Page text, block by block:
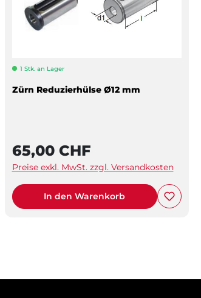
1 Stk. an Lager
Zürn Reduzierhülse Ø12 mm
65,00 CHF
Preise exkl. MwSt. zzgl. Versandkosten
In den Warenkorb